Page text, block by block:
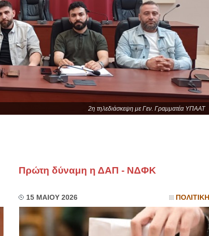
2η τηλεδιάσκεψη με Γεν. Γραμματέα ΥΠΑΑΤ
Πρώτη δύναμη η ΔΑΠ - ΝΔΦΚ
15 ΜΑΙΟΥ 2026 ΠΟΛΙΤΙΚΗ